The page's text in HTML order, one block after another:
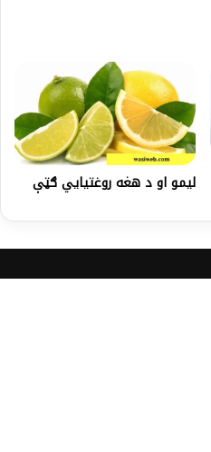
ليمو او د هغه روغتیایي ګټې